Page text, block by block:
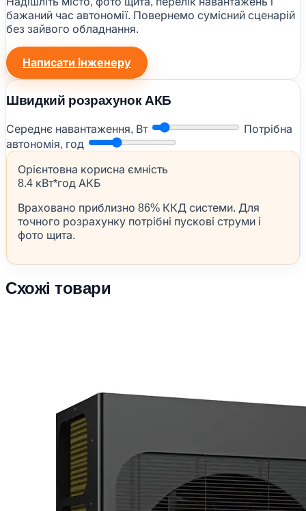
бажаний час автономії. Повернемо сумісний сценарій
без зайвого обладнання.
Написати інженеру
Швидкий розрахунок АКБ
Середнє навантаження, Вт
Потрібна
автономія, год
Орієнтовна корисна ємність
8.4 кВт*год АКБ
Враховано приблизно 86% ККД системи. Для
точного розрахунку потрібні пускові струми і
фото щита.
Схожі товари